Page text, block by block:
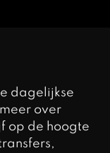
dagelijkse
over
op de hoogte